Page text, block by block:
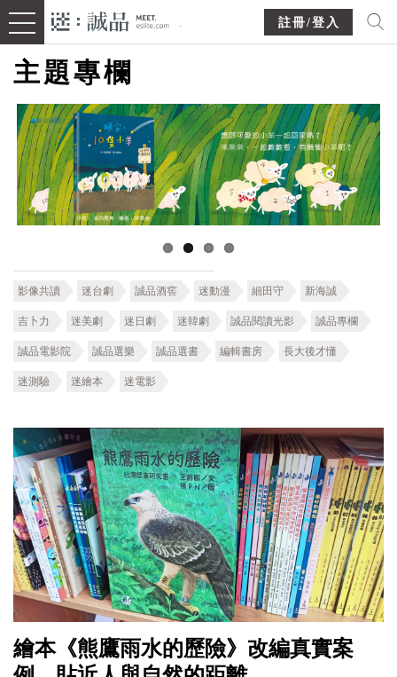
註冊/登入
主題專欄
影像共讀 迷台劇 誠品酒窖 迷動漫 細田守 新海誠
吉卜力 迷美劇 迷日劇 迷韓劇 誠品閱讀光影 誠品專欄
誠品電影院 誠品選樂 誠品選書 編輯書房 長大後才懂
迷測驗 迷繪本 迷電影
繪本《熊鷹雨水的歷險》改編真實案